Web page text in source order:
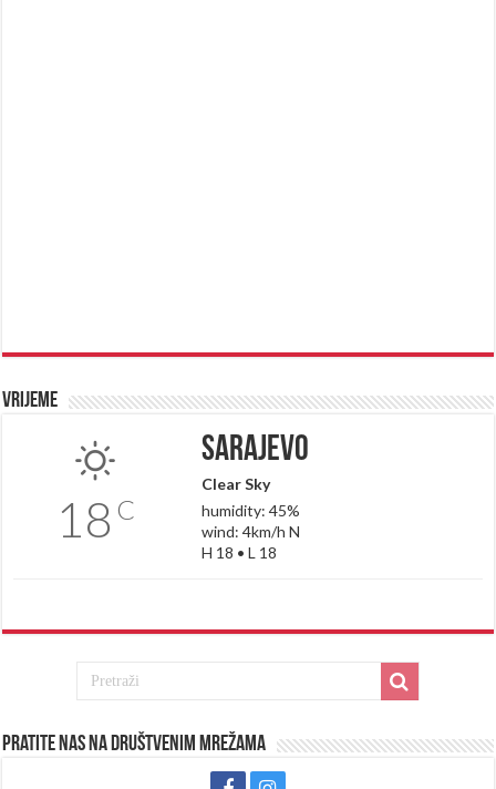
Vrijeme
18 C
Sarajevo
Clear Sky
humidity: 45%
wind: 4km/h N
H 18 • L 18
Pratite nas na društvenim mrežama